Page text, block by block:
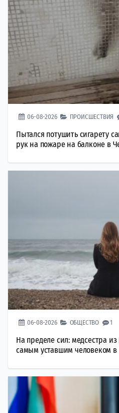
06-08-2026 ПРОИСШЕСТВИЯ
Пытался потушить сигарету
рук на пожаре на балконе в
06-08-2026 ОБЩЕСТВО 1
На пределе сил: медсестра
самым уставшим человеком в